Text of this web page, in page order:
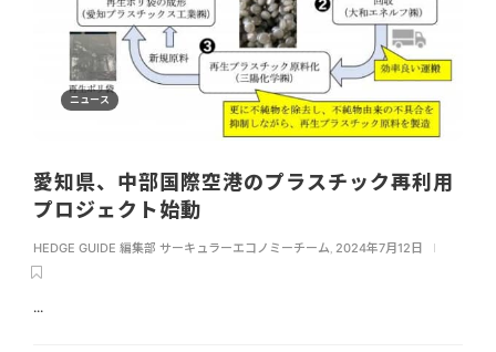
ニュース
愛知県、中部国際空港のプラスチック再利用
プロジェクト始動
HEDGE GUIDE 編集部 サーキュラーエコノミーチーム 2024年7月12日
...